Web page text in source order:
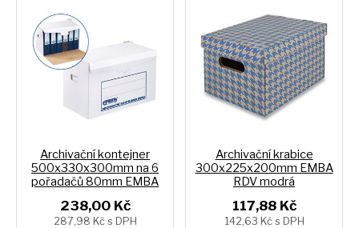
Archivační kontejner
500x330x300mm na 6
pořadačů 80mm EMBA
238,00 Kč
287,98 Kč s DPH
Archivační krabice
300x225x200mm EMBA
RDV modrá
117,88 Kč
142,63 Kč s DPH